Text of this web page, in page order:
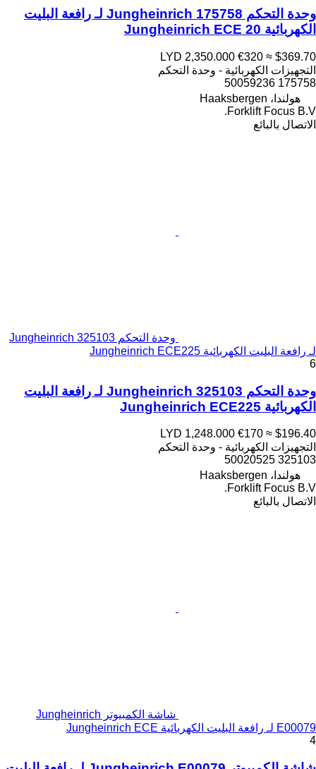
وحدة التحكم Jungheinrich 175758 لـ رافعة البليت
الكهربائية Jungheinrich ECE 20
LYD 2,350.000 €320 ≈ $369.70
التجهيزات الكهربائية - وحدة التحكم
175758 50059236
هولندا، Haaksbergen
Forklift Focus B.V.
الاتصال بالبائع
وحدة التحكم Jungheinrich 325103
لـ رافعة البليت الكهربائية Jungheinrich ECE225
6
وحدة التحكم Jungheinrich 325103 لـ رافعة البليت
الكهربائية Jungheinrich ECE225
LYD 1,248.000 €170 ≈ $196.40
التجهيزات الكهربائية - وحدة التحكم
325103 50020525
هولندا، Haaksbergen
Forklift Focus B.V.
الاتصال بالبائع
شاشة الكمبيوتر Jungheinrich
E00079 لـ رافعة البليت الكهربائية Jungheinrich ECE
4